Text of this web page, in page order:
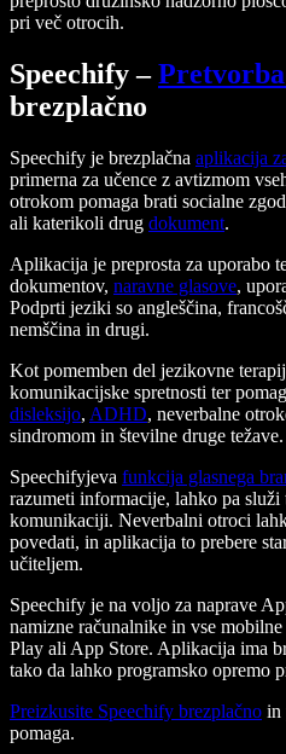
pri več otrocih.
Speechify –
brezplačno
Speechify je brezplačna aplikacija
primerna za učence z avtizmom
otrokom pomaga brati socialne
ali katerikoli drug dokument.
Aplikacija je preprosta za uporabo
dokumentov, naravne glasove,
Podprti jeziki so angleščina,
nemščina in drugi.
Kot pomemben del jezikovne
komunikacijske spretnosti ter
disleksijo, ADHD, neverbalne
sindromom in številne druge težave.
Speechifyjeva funkcija glasnega
razumeti informacije, lahko pa
komunikaciji. Neverbalni otroci
povedati, in aplikacija to prebere
učiteljem.
Speechify je na voljo za naprave
namizne računalnike in vse
Play ali App Store. Aplikacija ima
tako da lahko programsko opremo
Preizkusite Speechify brezplačno in
pomaga.